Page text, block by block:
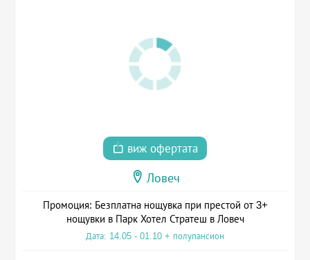
виж офертата
Ловеч
Промоция: Безплатна нощувка при престой от 3+
нощувки в Парк Хотел Стратеш в Ловеч
Дата: 14.05 - 01.10 + полупансион